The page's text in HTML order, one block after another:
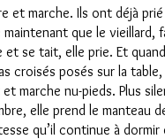
et marche. Ils ont déjà prié
que le vieillard,
et se tait, elle prie. Et
croisés posés sur la table,
marche nu-pieds. Plus
elle prend le manteau
qu’il continue à dormir